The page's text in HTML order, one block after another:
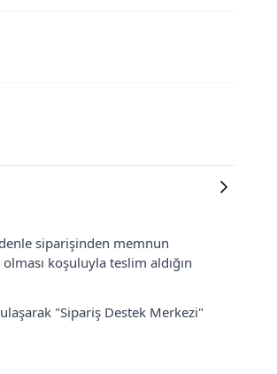
siparişinden memnun
koşuluyla teslim aldığın
"Sipariş Destek Merkezi"